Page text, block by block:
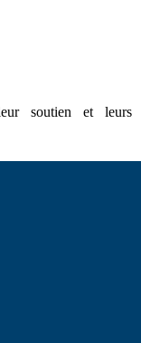
soutien et leurs